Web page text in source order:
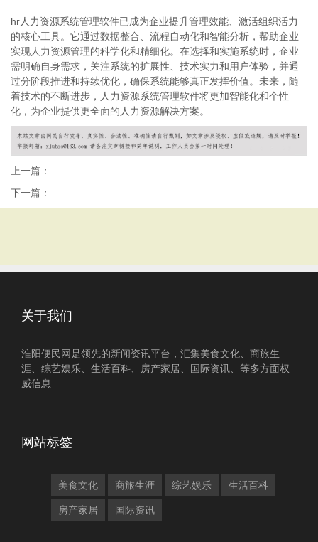
hr人力资源系统管理软件已成为企业提升管理效能、激活组织活力
的核心工具。它通过数据整合、流程自动化和智能分析，帮助企业
实现人力资源管理的科学化和精细化。在选择和实施系统时，企业
需明确自身需求，关注系统的扩展性、技术实力和用户体验，并通
过分阶段推进和持续优化，确保系统能够真正发挥价值。未来，随
着技术的不断进步，人力资源系统管理软件将更加智能化和个性
化，为企业提供更全面的人力资源解决方案。
上一篇：
下一篇：
关于我们
淮阳便民网是领先的新闻资讯平台，汇集美食文化、商旅生
涯、综艺娱乐、生活百科、房产家居、国际资讯、等多方面权
威信息
网站标签
美食文化 商旅生涯 综艺娱乐 生活百科
房产家居 国际资讯